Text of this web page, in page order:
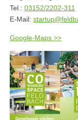
Tel.: 03152/2202-311
E-Mail:
Google-Maps >>